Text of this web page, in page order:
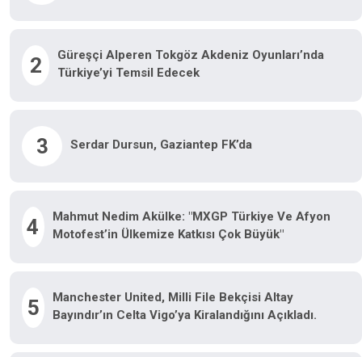
2
Güreşçi Alperen Tokgöz Akdeniz Oyunları’nda
Türkiye’yi Temsil Edecek
3 Serdar Dursun, Gaziantep FK’da
4
Mahmut Nedim Akülke: "MXGP Türkiye Ve Afyon
Motofest’in Ülkemize Katkısı Çok Büyük"
5
Manchester United, Milli File Bekçisi Altay
Bayındır’ın Celta Vigo’ya Kiralandığını Açıkladı.